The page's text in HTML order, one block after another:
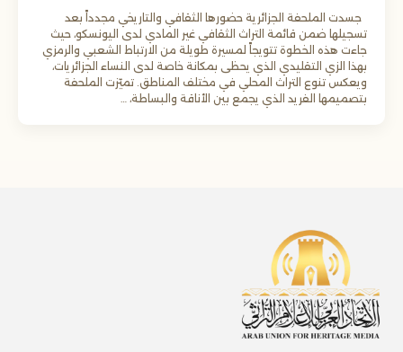
جسدت الملحفة الجزائرية حضورها الثقافي والتاريخي مجدداً بعد
تسجيلها ضمن قائمة التراث الثقافي غير المادي لدى اليونسكو، حيث
جاءت هذه الخطوة تتويجاً لمسيرة طويلة من الارتباط الشعبي والرمزي
بهذا الزي التقليدي الذي يحظى بمكانة خاصة لدى النساء الجزائريات،
ويعكس تنوع التراث المحلي في مختلف المناطق. تميّزت الملحفة
بتصميمها الفريد الذي يجمع بين الأناقة والبساطة، …